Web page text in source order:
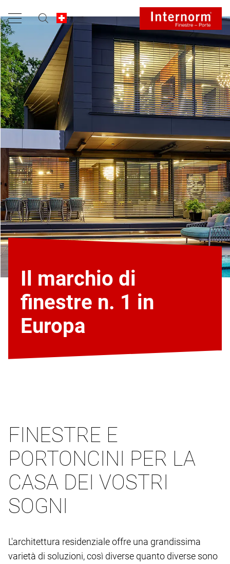
Il marchio di
finestre n. 1 in
Europa
FINESTRE E
PORTONCINI PER LA
CASA DEI VOSTRI
SOGNI
L'architettura residenziale offre una grandissima
varietà di soluzioni, così diverse quanto diverse sono